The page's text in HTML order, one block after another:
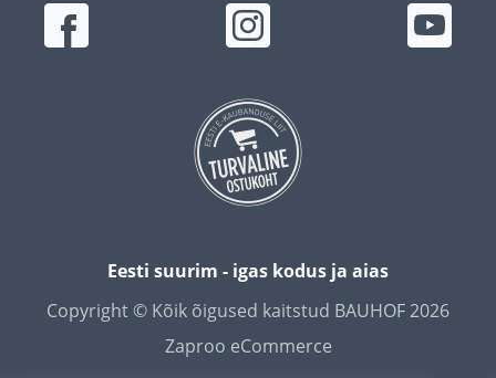
Eesti suurim - igas kodus ja aias
Copyright © Kõik õigused kaitstud BAUHOF 2026
Zaproo eCommerce